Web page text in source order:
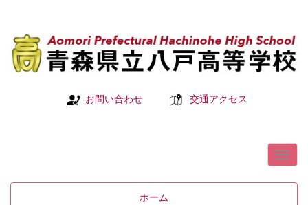
お問い合わせ 交通アクセス
ホーム